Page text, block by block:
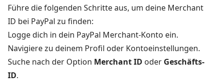
Führe die folgenden Schritte aus, um deine Merchant
ID bei PayPal zu finden:
Logge dich in dein PayPal Merchant-Konto ein.
Navigiere zu deinem Profil oder Kontoeinstellungen.
Suche nach der Option Merchant ID oder Geschäfts-
ID.